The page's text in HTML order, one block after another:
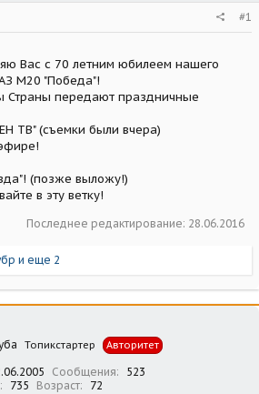
#1
Вас с 70 летним юбилеем нашего
М20 "Победа"!
Страны передают праздничные
ТВ" (съемки были вчера)
(позже выложу!)
в эту ветку!
Последнее редактирование: 28.06.2016
и еще 2
Топикстартер Авторитет
Сообщения
523
735 Возраст 72